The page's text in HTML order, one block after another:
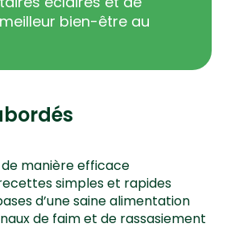
bien-être au
de manière efficace
simples et rapides
d’une saine alimentation
de faim et de rassasiement